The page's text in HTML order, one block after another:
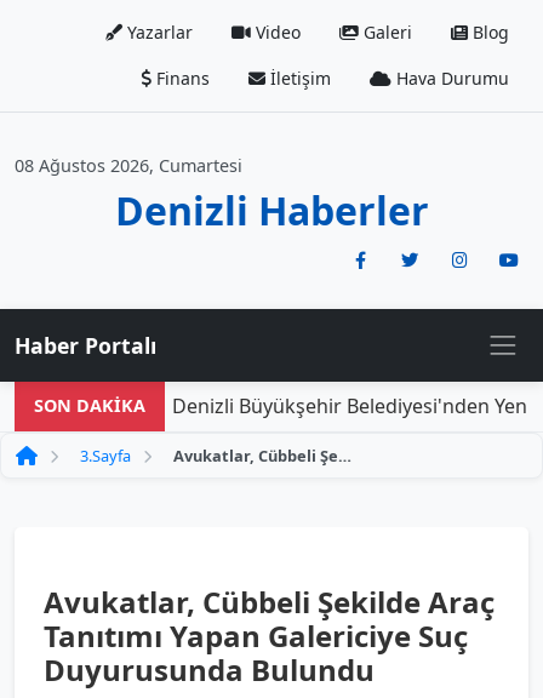
Yazarlar Video Galeri
Blog
Finans
İletişim Hava Durumu
08 Ağustos 2026, Cumartesi
Denizli Haberler
Haber Portalı
SON DAKİKA Denizli Büyükşehir Belediyesi'nden Yeni
3.Sayfa Avukatlar, Cübbeli Şekilde Araç Tanıtımı Yapan Galericiye Suç Duyurusunda Bulundu
Avukatlar, Cübbeli Şekilde Araç
Tanıtımı Yapan Galericiye Suç
Duyurusunda Bulundu